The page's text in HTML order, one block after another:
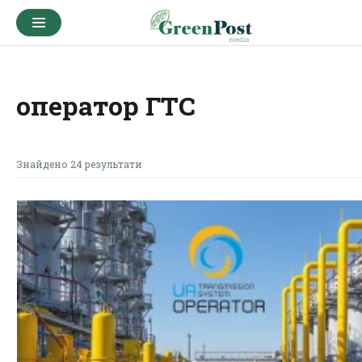
оператор ГТС
Знайдено 24 результати